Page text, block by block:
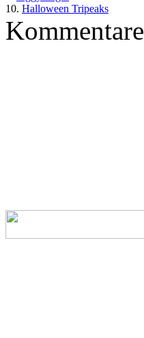
10. Halloween Tripeaks
Kommentare